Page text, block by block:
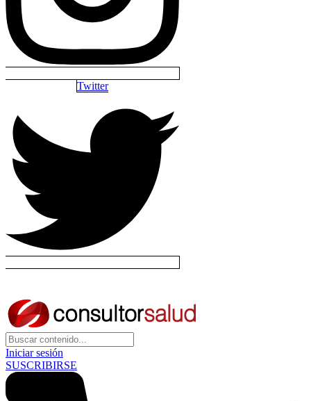
Twitter
Iniciar sesión
SUSCRIBIRSE